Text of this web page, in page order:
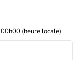
00h00 (heure locale)